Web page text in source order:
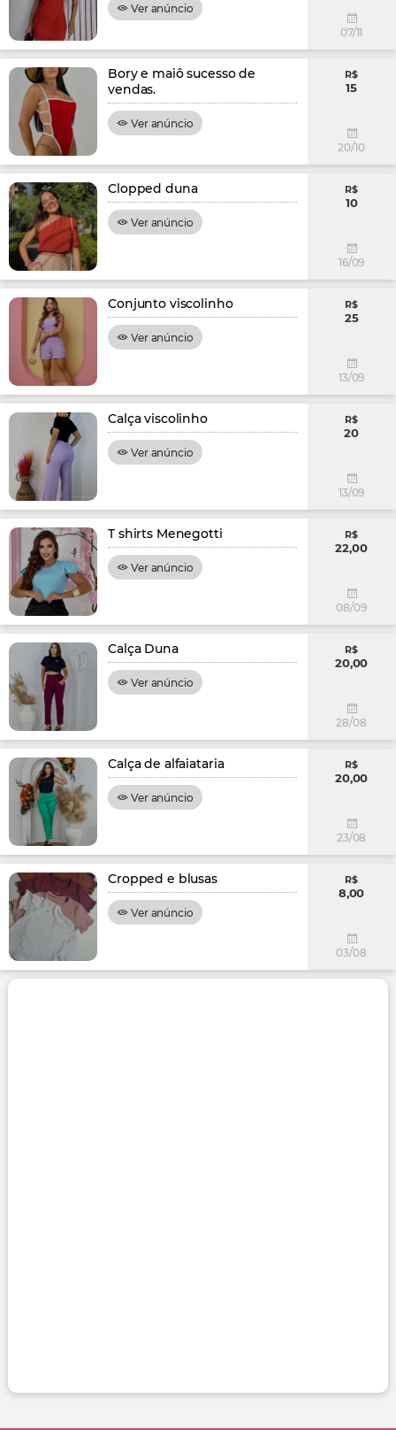
Ver anúncio
07/11
Bory e maiô sucesso de
vendas.
Ver anúncio
R$
15
20/10
Clopped duna
Ver anúncio
R$
10
16/09
Conjunto viscolinho
Ver anúncio
R$
25
13/09
Calça viscolinho
Ver anúncio
R$
20
13/09
T shirts Menegotti
Ver anúncio
R$
22,00
08/09
Calça Duna
Ver anúncio
R$
20,00
28/08
Calça de alfaiataria
Ver anúncio
R$
20,00
23/08
Cropped e blusas
Ver anúncio
R$
8,00
03/08